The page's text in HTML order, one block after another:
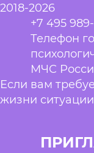
2018-2026
+7 495
Телефон
МЧС
Если вам
жизни